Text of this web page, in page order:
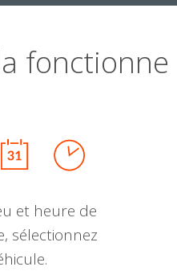
fonctionne
et heure de
sélectionnez